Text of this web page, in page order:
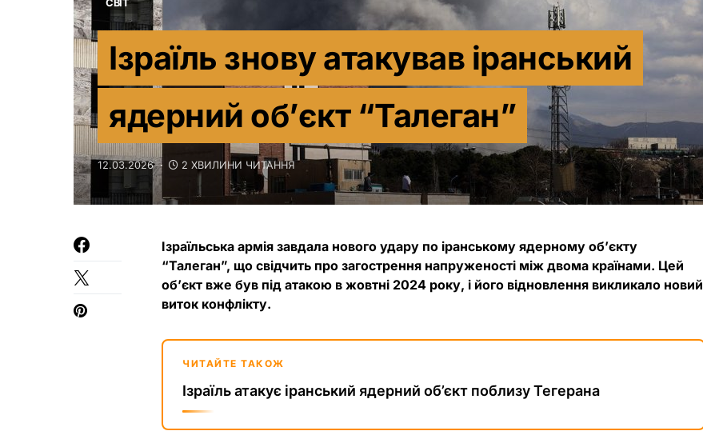
СВІТ
Ізраїль знову атакував іранський
ядерний об’єкт “Талеган”
12.03.2026 2 ХВИЛИНИ ЧИТАННЯ
Ізраїльська армія завдала нового удару по іранському ядерному об’єкту
“Талеган”, що свідчить про загострення напруженості між двома країнами. Цей
об’єкт вже був під атакою в жовтні 2024 року, і його відновлення викликало новий
виток конфлікту.
ЧИТАЙТЕ ТАКОЖ
Ізраїль атакує іранський ядерний об’єкт поблизу Тегерана